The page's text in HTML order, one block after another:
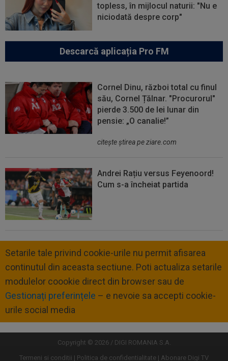
topless, în mijlocul naturii: "Nu e
niciodată despre corp"
Descarcă aplicația Pro FM
Cornel Dinu, război total cu finul
său, Cornel Țălnar. "Procurorul"
pierde 3.500 de lei lunar din
pensie: „O canalie!”
citeşte ştirea pe ziare.com
Andrei Rațiu versus Feyenoord!
Cum s-a încheiat partida
Setarile tale privind cookie-urile nu permit afisarea
continutul din aceasta sectiune. Poti actualiza setarile
modulelor coookie direct din browser sau de
Gestionați preferințele – e nevoie sa accepti cookie-
urile social media
Copyright © 2026 / DIGI ROMANIA S.A.
Termeni si conditii
Politica de confidentialitate Abonare Digi TV